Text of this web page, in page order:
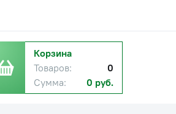
Корзина
Товаров:
0
Сумма:
0 руб.